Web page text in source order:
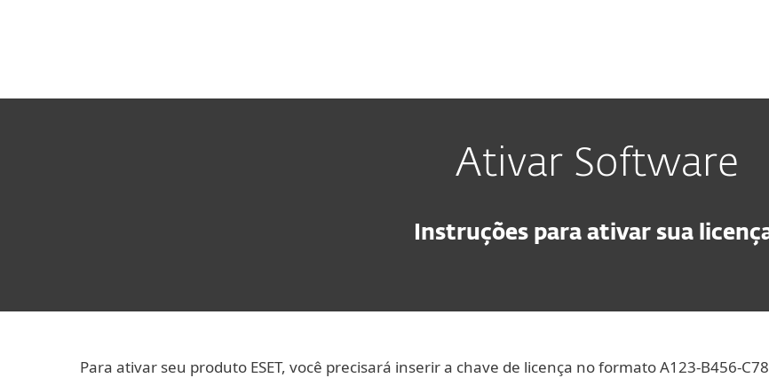
Ativar Software
Instruções para ativar sua
Para ativar seu produto ESET, você precisará inserir a chave de licença no formato A123-B456-